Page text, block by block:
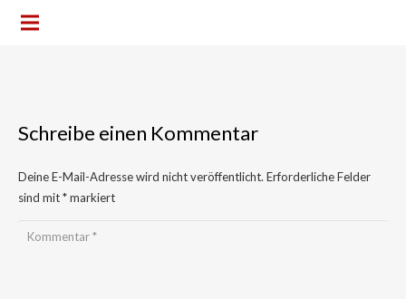
Schreibe einen Kommentar
Deine E-Mail-Adresse wird nicht veröffentlicht. Erforderliche Felder
sind mit*markiert